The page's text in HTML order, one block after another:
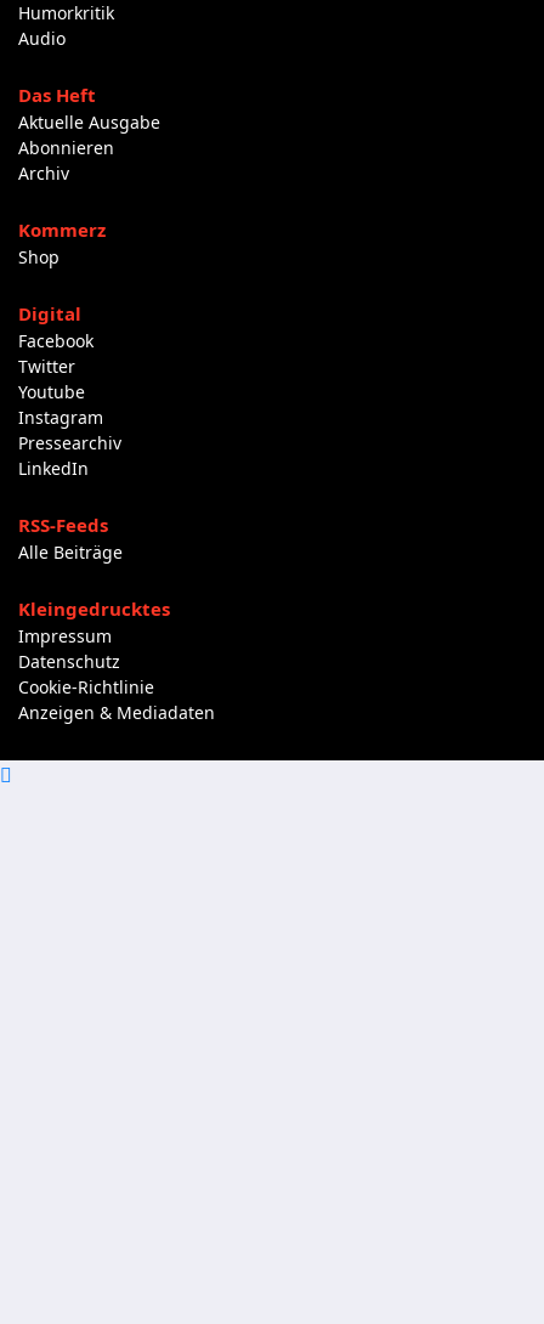
Humorkritik
Audio
Das Heft
Aktuelle Ausgabe
Abonnieren
Archiv
Kommerz
Shop
Digital
Facebook
Twitter
Youtube
Instagram
Pressearchiv
LinkedIn
RSS-Feeds
Alle Beiträge
Kleingedrucktes
Impressum
Datenschutz
Cookie-Richtlinie
Anzeigen & Mediadaten